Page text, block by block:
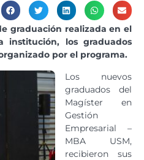
graduación realizada en el
los graduados
por el programa.
Los nuevos
graduados del
Magíster en
Gestión
Empresarial –
MBA USM,
recibieron sus